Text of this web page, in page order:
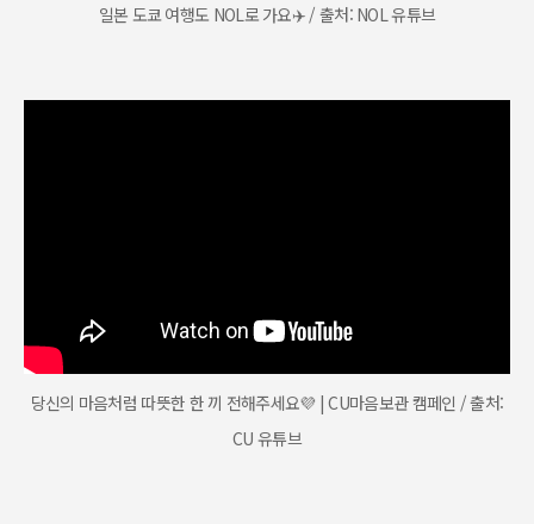
일본 도쿄 여행도 NOL로 가요✈️ / 출처: NOL 유튜브
당신의 마음처럼 따뜻한 한 끼 전해주세요💜 | CU마음보관 캠페인 / 출처:
CU 유튜브